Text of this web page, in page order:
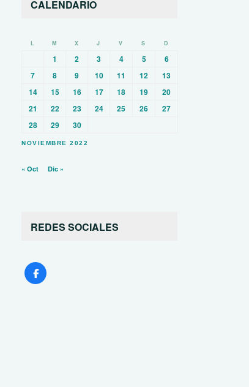
CALENDARIO
NOVIEMBRE 2022
L M X J V S D
1 2 3 4 5
6
7
8 9 10 11 12
13
14
15 16 17 18 19
20
21
22 23 24 25 26
27
28
29 30
« Oct Dic »
REDES SOCIALES